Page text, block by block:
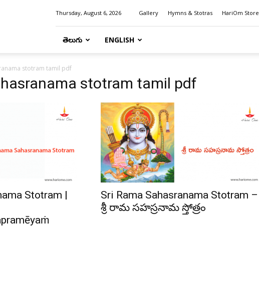
Thursday, August 6, 2026 Gallery Hymns & Stotras HariOm Store
తెలుగు ENGLISH
stotram tamil pdf
stotram tamil pdf
Stotram |
Sri Rama Sahasranama Stotram –
శ్రీ రామ సహస్రనామ స్తోత్రం